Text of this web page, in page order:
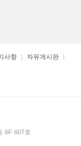
사항 자유게시판
6F 607호